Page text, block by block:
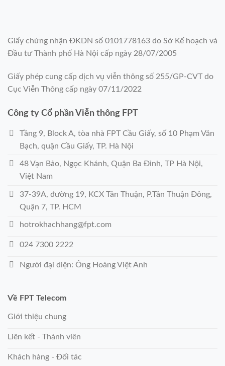
Giấy chứng nhận ĐKDN số 0101778163 do Sở Kế hoạch và
Đầu tư Thành phố Hà Nội cấp ngày 28/07/2005
Giấy phép cung cấp dịch vụ viễn thông số 255/GP-CVT do
Cục Viễn Thông cấp ngày 07/11/2022
Công ty Cổ phần Viễn thông FPT
Tầng 9, Block A, tòa nhà FPT Cầu Giấy, số 10 Phạm Văn
Bạch, quận Cầu Giấy, TP. Hà Nội
48 Vạn Bảo, Ngọc Khánh, Quận Ba Đình, TP Hà Nội,
Việt Nam
37-39A, đường 19, KCX Tân Thuận, P.Tân Thuận Đông,
Quận 7, TP. HCM
hotrokhachhang@fpt.com
024 7300 2222
Người đại diện: Ông Hoàng Việt Anh
Về FPT Telecom
Giới thiệu chung
Liên kết - Thành viên
Khách hàng - Đối tác